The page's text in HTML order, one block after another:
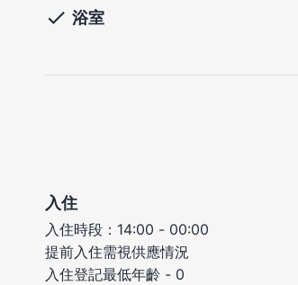
浴室
入住
入住時段：14:00 - 00:00
提前入住需視供應情況
入住登記最低年齡 - 0